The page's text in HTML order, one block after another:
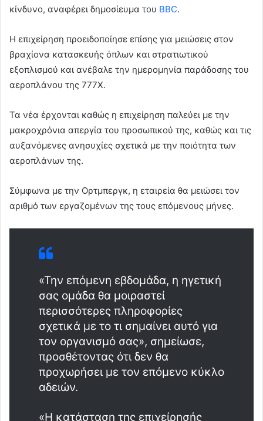
κίνδυνο, αναφέρει δημοσίευμα του BBC.
Η επιχείρηση προειδοποίησε επίσης για μειώσεις στον
βραχίονα κατασκευής όπλων και στρατιωτικού
εξοπλισμού και ανέβαλε την ημερομηνία παράδοσης του
αεροπλάνου της 777X.
Τα νέα έρχονται καθώς η επιχείρηση παλεύει με την
μακροχρόνια απεργία του προσωπικού της, καθώς και τις
αυξανόμενες ανησυχίες σχετικά με την ποιότητα των
αεροπλάνων της.
Σύμφωνα με την Ορτμπεργκ, η εταιρεία θα μειώσει τον
αριθμό των εργαζομένων της τους επόμενους μήνες.
«Την επόμενη εβδομάδα, η ηγετική
σας ομάδα θα μοιραστεί
περισσότερες πληροφορίες
σχετικά με το τι σημαίνει αυτό για
τον οργανισμό σας», σημείωσε,
προσθέτοντας ότι δεν θα
προχωρήσει με τον επόμενο κύκλο
αδειών.
«Η κατάσταση της επιχείρησής